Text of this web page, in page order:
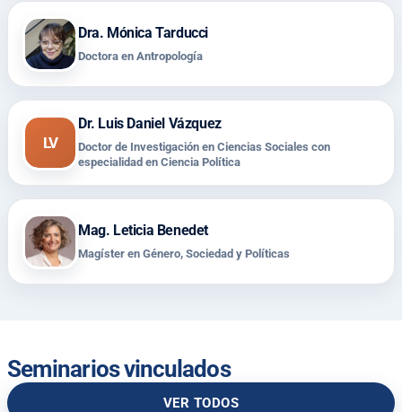
Dra. Mónica Tarducci
Doctora en Antropología
LV
Dr. Luis Daniel Vázquez
Doctor de Investigación en Ciencias Sociales con
especialidad en Ciencia Política
Mag. Leticia Benedet
Magíster en Género, Sociedad y Políticas
Seminarios vinculados
VER TODOS